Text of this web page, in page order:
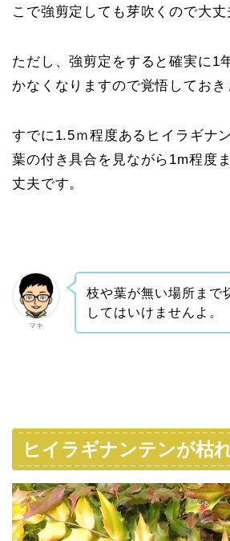
こで強剪定しても芽吹くので大丈
ただし、強剪定をすると確実に1
かなくなりますので覚悟しておき
すでに1.5ｍ程度あるヒイラギナ
葉の付き具合を見ながら1m程度
丈夫です。
マキ
枝や葉が無い場所まで
してはいけませんよ。
ヒイラギナンテンが枯